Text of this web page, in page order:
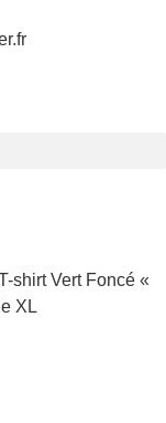
shirt Vert Foncé «
XL